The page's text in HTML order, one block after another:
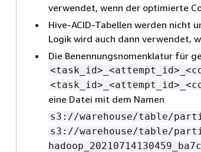
verwendet, wenn der optimierte
Hive-ACID-Tabellen werden nicht
Logik wird auch dann verwendet,
Die Benennungsnomenklatur für
eine Datei mit dem Namen
s3://warehouse/table/
s3://warehouse/table/